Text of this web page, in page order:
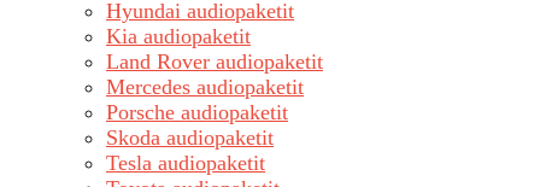
Hyundai audiopaketit
Kia audiopaketit
Land Rover audiopaketit
Mercedes audiopaketit
Porsche audiopaketit
Skoda audiopaketit
Tesla audiopaketit